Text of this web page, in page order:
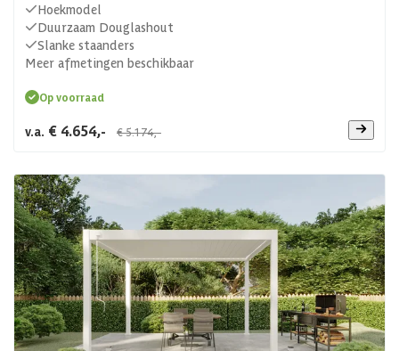
Hoekmodel
Duurzaam Douglashout
Slanke staanders
Meer afmetingen beschikbaar
Op voorraad
v.a. € 4.654,- € 5.174,-